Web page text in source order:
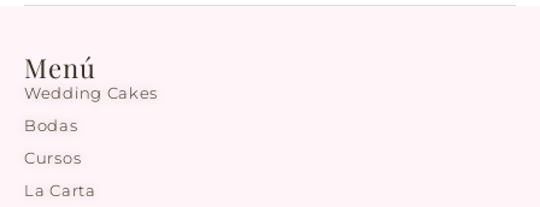
Menú
Wedding Cakes
Bodas
Cursos
La Carta